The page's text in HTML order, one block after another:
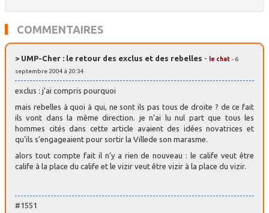
COMMENTAIRES
> UMP-Cher : le retour des exclus et des rebelles - le chat - 6
septembre 2004 à 20:34
exclus : j’ai compris pourquoi
mais rebelles à quoi à qui, ne sont ils pas tous de droite ? de ce fait
ils vont dans la même direction. je n’ai lu nul part que tous les
hommes cités dans cette article avaient des idées novatrices et
qu’ils s’engageaient pour sortir la Villede son marasme.
alors tout compte fait il n’y a rien de nouveau : le calife veut être
calife à la place du calife et le vizir veut être vizir à la place du vizir.
#1551